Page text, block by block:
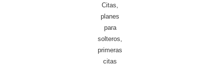
Citas,
planes
para
solteros,
primeras
citas